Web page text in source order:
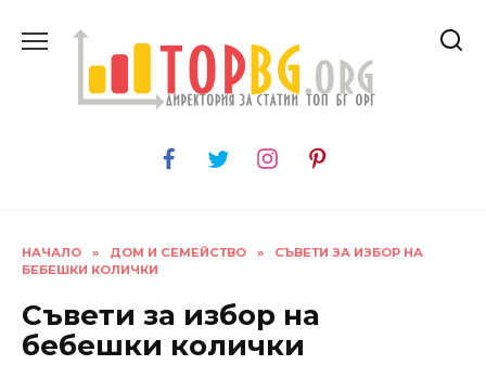
НАЧАЛО » ДОМ И СЕМЕЙСТВО »
СЪВЕТИ ЗА ИЗБОР НА
БЕБЕШКИ КОЛИЧКИ
Съвети за избор на
бебешки колички